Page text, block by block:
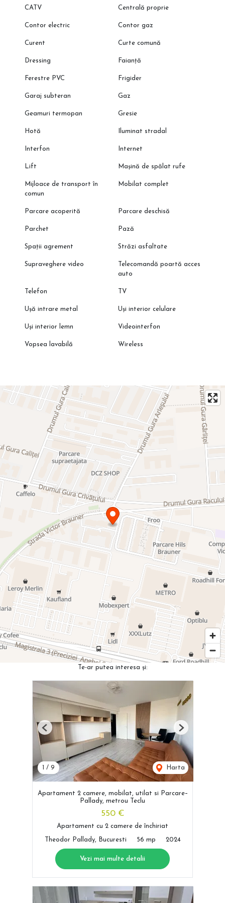
CATV Centrală proprie
Contor electric Contor gaz
Curent Curte comună
Dressing Faianță
Ferestre PVC Frigider
Garaj subteran Gaz
Geamuri termopan Gresie
Hotă Iluminat stradal
Interfon Internet
Lift Mașină de spălat rufe
Mijloace de transport în
comun
Mobilat complet
Parcare acoperită Parcare deschisă
Parchet Pază
Spații agrement Străzi asfaltate
Supraveghere video
Telecomandă poartă acces
auto
Telefon TV
Ușă intrare metal Uși interior celulare
Uși interior lemn Videointerfon
Vopsea lavabilă Wireless
Te-ar putea interesa și:
/ 9 Harta
Previous Next
Apartament 2 camere, mobilat, utilat si Parcare–
Pallady, metrou Teclu
550 €
Apartament cu 2 camere de închiriat
Theodor Pallady, Bucuresti 56 mp 2024
Vezi mai multe detalii